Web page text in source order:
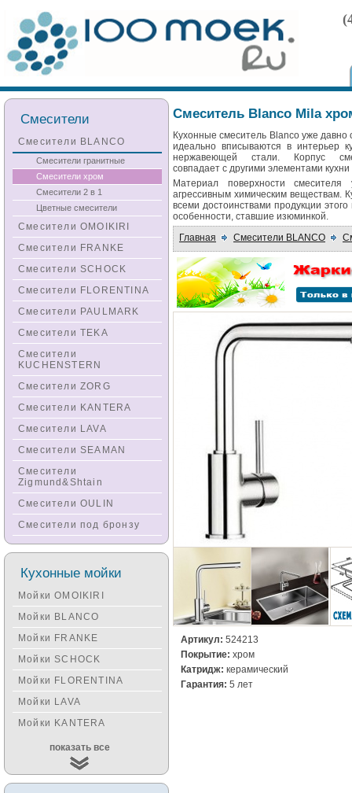
Смеситель Blanco Mila
Кухонные смеситель Blanco уже давно
идеально вписываются в интерьер
нержавеющей стали. Корпус
совпадает с другими элементами
Материал поверхности
агрессивным химическим веществам.
всеми достоинствами продукции
особенности, ставшие изюминкой.
Главная
Смесители BLANCO
Артикул: 524213
Покрытие: хром
Катридж: керамический
Гарантия: 5 лет
Смесители
Смесители BLANCO
Смесители гранитные
Смесители хром
Смесители 2 в 1
Цветные смесители
Смесители OMOIKIRI
Смесители FRANKE
Смесители SCHOCK
Смесители FLORENTINA
Смесители PAULMARK
Смесители TEKA
Смесители
KUCHENSTERN
Смесители ZORG
Смесители KANTERA
Смесители LAVA
Смесители SEAMAN
Смесители
Zigmund&Shtain
Смесители OULIN
Смесители под бронзу
Кухонные мойки
Мойки OMOIKIRI
Мойки BLANCO
Мойки FRANKE
Мойки SCHOCK
Мойки FLORENTINA
Мойки LAVA
Мойки KANTERA
Мойки KUCHENSTERN
Мойки ALVEUS
Мойки TEKA
показать все